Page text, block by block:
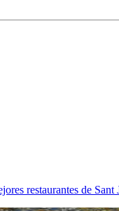
restaurantes de Sant